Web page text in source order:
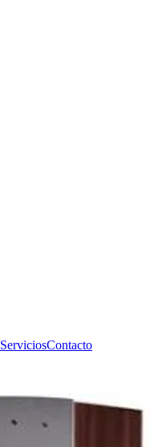
ServiciosContacto